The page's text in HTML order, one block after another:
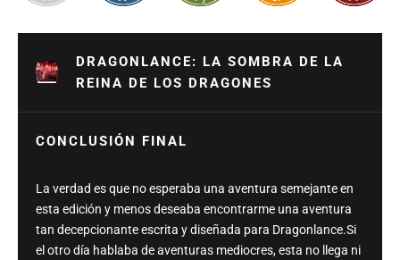
DRAGONLANCE: LA SOMBRA DE LA
REINA DE LOS DRAGONES
CONCLUSIÓN FINAL
La verdad es que no esperaba una aventura semejante en
esta edición y menos deseaba encontrarme una aventura
tan decepcionante escrita y diseñada para Dragonlance.Si
el otro día hablaba de aventuras mediocres, esta no llega ni